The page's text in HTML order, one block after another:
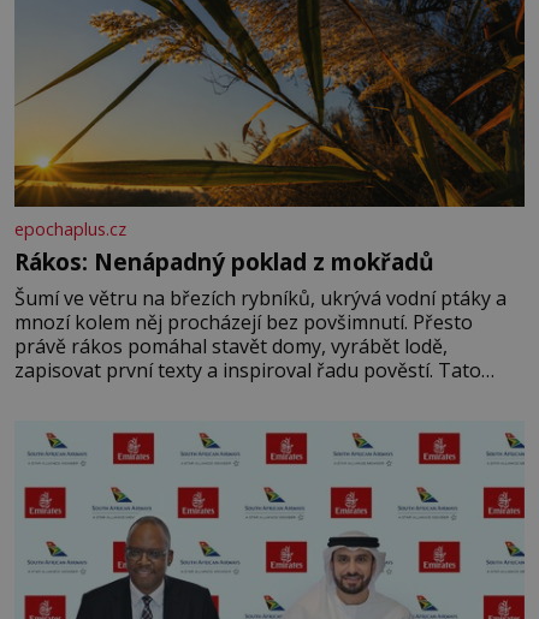
epochaplus.cz
Rákos: Nenápadný poklad z mokřadů
Šumí ve větru na březích rybníků, ukrývá vodní ptáky a
mnozí kolem něj procházejí bez povšimnutí. Přesto
právě rákos pomáhal stavět domy, vyrábět lodě,
zapisovat první texty a inspiroval řadu pověstí. Tato
letního koupání. Stačí se však podívat